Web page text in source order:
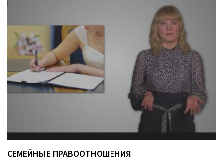
СЕМЕЙНЫЕ ПРАВООТНОШЕНИЯ